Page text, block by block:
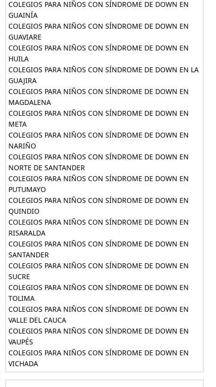
COLEGIOS PARA NIÑOS CON SÍNDROME DE DOWN EN
GUAINÍA
COLEGIOS PARA NIÑOS CON SÍNDROME DE DOWN EN
GUAVIARE
COLEGIOS PARA NIÑOS CON SÍNDROME DE DOWN EN
HUILA
COLEGIOS PARA NIÑOS CON SÍNDROME DE DOWN EN LA
GUAJIRA
COLEGIOS PARA NIÑOS CON SÍNDROME DE DOWN EN
MAGDALENA
COLEGIOS PARA NIÑOS CON SÍNDROME DE DOWN EN
META
COLEGIOS PARA NIÑOS CON SÍNDROME DE DOWN EN
NARIÑO
COLEGIOS PARA NIÑOS CON SÍNDROME DE DOWN EN
NORTE DE SANTANDER
COLEGIOS PARA NIÑOS CON SÍNDROME DE DOWN EN
PUTUMAYO
COLEGIOS PARA NIÑOS CON SÍNDROME DE DOWN EN
QUINDIO
COLEGIOS PARA NIÑOS CON SÍNDROME DE DOWN EN
RISARALDA
COLEGIOS PARA NIÑOS CON SÍNDROME DE DOWN EN
SANTANDER
COLEGIOS PARA NIÑOS CON SÍNDROME DE DOWN EN
SUCRE
COLEGIOS PARA NIÑOS CON SÍNDROME DE DOWN EN
TOLIMA
COLEGIOS PARA NIÑOS CON SÍNDROME DE DOWN EN
VALLE DEL CAUCA
COLEGIOS PARA NIÑOS CON SÍNDROME DE DOWN EN
VAUPÉS
COLEGIOS PARA NIÑOS CON SÍNDROME DE DOWN EN
VICHADA